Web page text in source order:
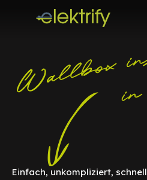
Einfach, unkompliziert, schnell